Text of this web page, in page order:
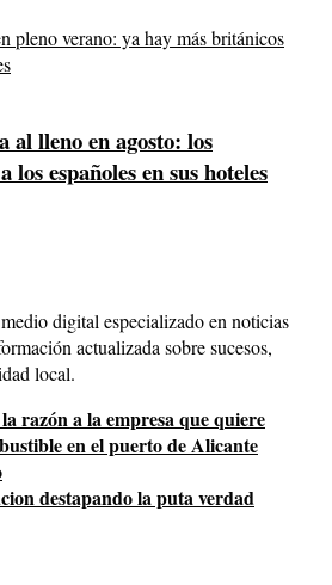
al lleno en agosto: los
españoles en sus hoteles
digital especializado en noticias
actualizada sobre sucesos,
local.
razón a la empresa que quiere
en el puerto de Alicante
destapando la puta verdad